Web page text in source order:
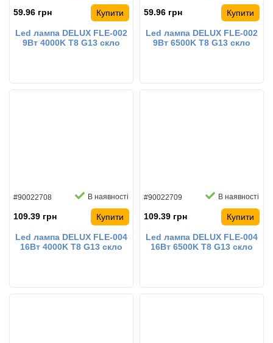
59.96 грн Купити
Led лампа DELUX FLE-002
9Вт 4000K T8 G13 скло
59.96 грн Купити
Led лампа DELUX FLE-002
9Вт 6500K T8 G13 скло
#90022708 В наявності
109.39 грн Купити
Led лампа DELUX FLE-004
16Вт 4000K T8 G13 скло
#90022709 В наявності
109.39 грн Купити
Led лампа DELUX FLE-004
16Вт 6500K T8 G13 скло